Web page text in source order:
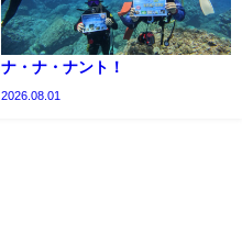
ナ・ナ・ナント！
2026.08.01